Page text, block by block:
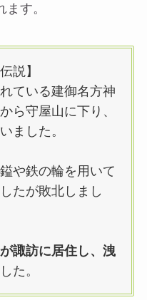
す。
説】
ている建御名方神
ら守屋山に下り、
ました。
や鉄の輪を用いて
たが敗北しまし
諏訪に居住し、洩
た。